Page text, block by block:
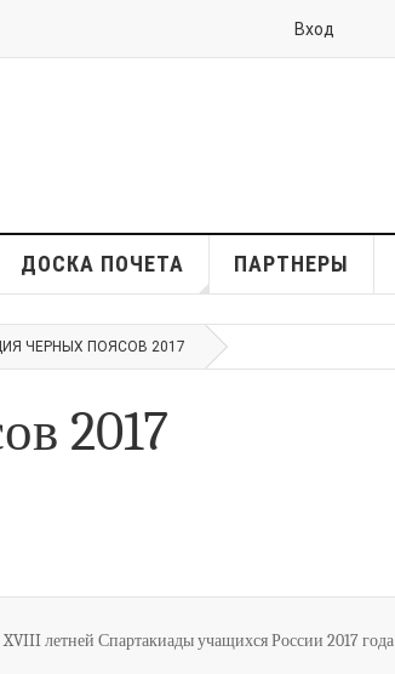
Вход
ДОСКА ПОЧЕТА ПАРТНЕРЫ
ЧЕРНЫХ ПОЯСОВ 2017
2017
летней Спартакиады учащихся России 2017 года